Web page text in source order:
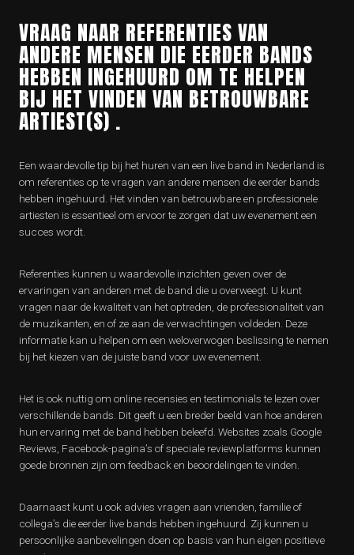
VRAAG NAAR REFERENTIES VAN
ANDERE MENSEN DIE EERDER BANDS
HEBBEN INGEHUURD OM TE HELPEN
BIJ HET VINDEN VAN BETROUWBARE
ARTIEST(S) .
Een waardevolle tip bij het huren van een live band in Nederland is
om referenties op te vragen van andere mensen die eerder bands
hebben ingehuurd. Het vinden van betrouwbare en professionele
artiesten is essentieel om ervoor te zorgen dat uw evenement een
succes wordt.
Referenties kunnen u waardevolle inzichten geven over de
ervaringen van anderen met de band die u overweegt. U kunt
vragen naar de kwaliteit van het optreden, de professionaliteit van
de muzikanten, en of ze aan de verwachtingen voldeden. Deze
informatie kan u helpen om een weloverwogen beslissing te nemen
bij het kiezen van de juiste band voor uw evenement.
Het is ook nuttig om online recensies en testimonials te lezen over
verschillende bands. Dit geeft u een breder beeld van hoe anderen
hun ervaring met de band hebben beleefd. Websites zoals Google
Reviews, Facebook-pagina’s of speciale reviewplatforms kunnen
goede bronnen zijn om feedback en beoordelingen te vinden.
Daarnaast kunt u ook advies vragen aan vrienden, familie of
collega’s die eerder live bands hebben ingehuurd. Zij kunnen u
persoonlijke aanbevelingen doen op basis van hun eigen positieve